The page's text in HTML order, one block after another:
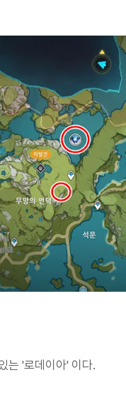
는 '로데이아' 이다.